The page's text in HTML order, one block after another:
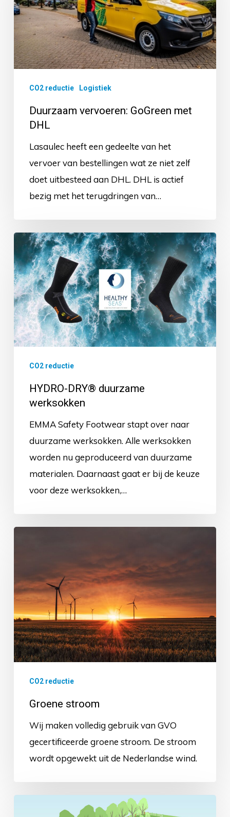
met
DHL
CO2 reductie Logistiek
Duurzaam vervoeren: GoGreen met
DHL
Lasaulec heeft een gedeelte van het
vervoer van bestellingen wat ze niet zelf
doet uitbesteed aan DHL. DHL is actief
bezig met het terugdringen van…
HYDRO-
DRY®
duurzame
werksokken
CO2 reductie
HYDRO-DRY® duurzame
werksokken
EMMA Safety Footwear stapt over naar
duurzame werksokken. Alle werksokken
worden nu geproduceerd van duurzame
materialen. Daarnaast gaat er bij de keuze
voor deze werksokken,…
CO2 reductie
Groene stroom
Wij maken volledig gebruik van GVO
gecertificeerde groene stroom. De stroom
wordt opgewekt uit de Nederlandse wind.